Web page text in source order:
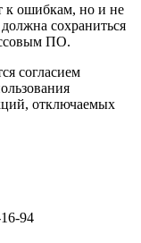
к ошибкам, но и не
сохраниться
ПО.
согласием
отключаемых
94